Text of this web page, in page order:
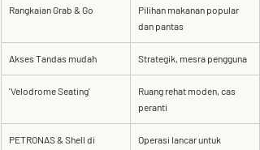
Rangkaian Grab & Go
Pilihan makanan popular
dan pantas
Akses Tandas mudah Strategik, mesra pengguna
'Velodrome Seating'
Ruang rehat moden, cas
peranti
PETRONAS & Shell di
Operasi lancar untuk